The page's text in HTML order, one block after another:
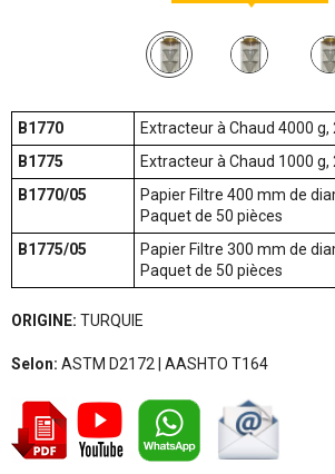
B1770
Extracteur à Chaud 4000
B1775
Extracteur à Chaud 1000
B1770/05
Papier Filtre 400 mm de
Paquet de 50 pièces
B1775/05
Papier Filtre 300 mm de
Paquet de 50 pièces
ORIGINE: TURQUIE
Selon: ASTM D2172 | AASHTO T164